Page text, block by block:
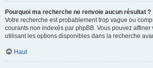
Pourquoi ma recherche ne renvoie aucun résultat ?
Votre recherche est probablement trop vague ou
courants non indexés par phpBB. Vous pouvez affiner
utilisant les options disponibles dans la recherche
Haut